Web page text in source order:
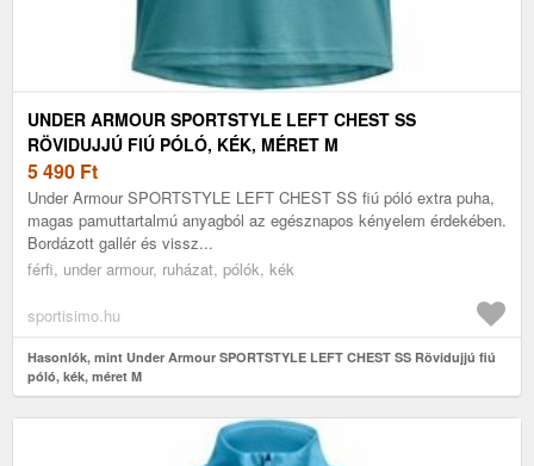
UNDER ARMOUR SPORTSTYLE LEFT CHEST SS
RÖVIDUJJÚ FIÚ PÓLÓ, KÉK, MÉRET M
5 490 Ft
Under Armour SPORTSTYLE LEFT CHEST SS fiú póló extra puha,
magas pamuttartalmú anyagból az egésznapos kényelem érdekében.
Bordázott gallér és vissz...
férfi, under armour, ruházat, pólók, kék
sportisimo.hu
Hasonlók, mint Under Armour SPORTSTYLE LEFT CHEST SS Rövidujjú fiú
póló, kék, méret M